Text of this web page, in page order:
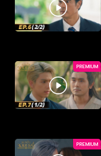
PREMIUM
PREMIUM